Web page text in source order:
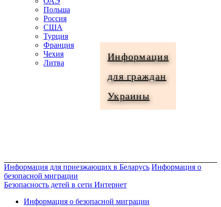
Польша
Россия
США
Турция
Франция
Чехия
Литва
Информация
для граждан
Украины
Информация для приезжающих в Беларусь Информация о
безопасной миграции
Безопасность детей в сети Интернет
Информация о безопасной миграции